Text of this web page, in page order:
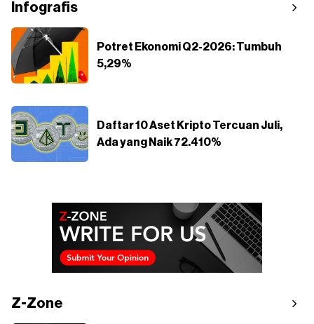
Infografis
Potret Ekonomi Q2-2026: Tumbuh
5,29%
Daftar 10 Aset Kripto Tercuan Juli,
Ada yang Naik 72.410%
Z-Zone